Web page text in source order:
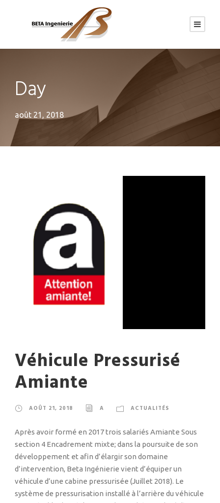
Day
août 21, 2018
Véhicule Pressurisé
Amiante
AOÛT 21, 2018 A ACTUALITÉS
Après avoir formé en 2017 trois salariés Amiante Sous
section 4 Encadrement mixte; dans la poursuite de son
développement et afin d’élargir son domaine
d’intervention, Beta Ingénierie vient d’équiper un
véhicule d’une cabine pressurisée (Juillet 2018). Le
système de pressurisation installé à l’arrière du véhicule